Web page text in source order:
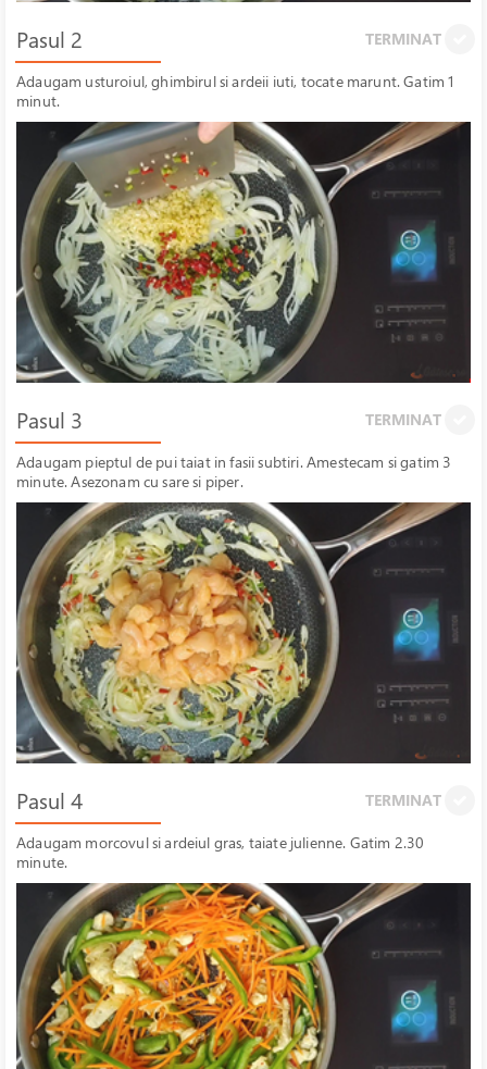
Pasul 2 TERMINAT
Adaugam usturoiul, ghimbirul si ardeii iuti, tocate marunt. Gatim 1
minut.
Pasul 3 TERMINAT
Adaugam pieptul de pui taiat in fasii subtiri. Amestecam si gatim 3
minute. Asezonam cu sare si piper.
Pasul 4 TERMINAT
Adaugam morcovul si ardeiul gras, taiate julienne. Gatim 2.30
minute.